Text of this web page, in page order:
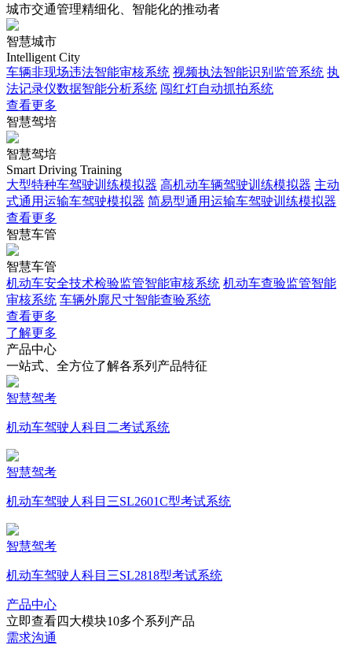
城市交通管理精细化、智能化的推动者
智慧城市
Intelligent City
车辆非现场违法智能审核系统 视频执法智能识别监管系统 执
法记录仪数据智能分析系统 闯红灯自动抓拍系统
查看更多
智慧驾培
智慧驾培
Smart Driving Training
大型特种车驾驶训练模拟器 高机动车辆驾驶训练模拟器 主动
式通用运输车驾驶模拟器 简易型通用运输车驾驶训练模拟器
查看更多
智慧车管
智慧车管
机动车安全技术检验监管智能审核系统 机动车查验监管智能
审核系统 车辆外廓尺寸智能查验系统
查看更多
了解更多
产品中心
一站式、全方位了解各系列产品特征
智慧驾考
机动车驾驶人科目二考试系统
智慧驾考
机动车驾驶人科目三SL2601C型考试系统
智慧驾考
机动车驾驶人科目三SL2818型考试系统
产品中心
立即查看四大模块10多个系列产品
需求沟通